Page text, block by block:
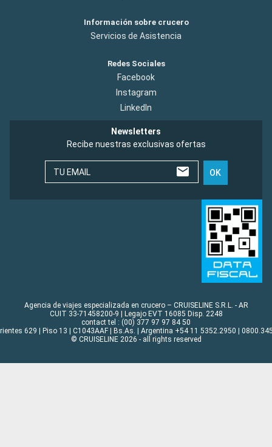
Información sobre crucero
Servicios de Asistencia
Redes Sociales
Facebook
Instagram
LinkedIn
Newsletters
Recibe nuestras exclusivas ofertas
TU EMAIL OK
Agencia de viajes especializada en crucero – CRUISELINE S.R.L. - AR
CUIT 33-71458200-9 | Legajo EVT 16085 Disp. 2248
contact tel : (00) 377 97 97 84 50
629 | Piso 13 | C1043AAF | Bs.As. | Argentina +54 11 5352.2950 |
© CRUISELINE 2026 - all rights reserved